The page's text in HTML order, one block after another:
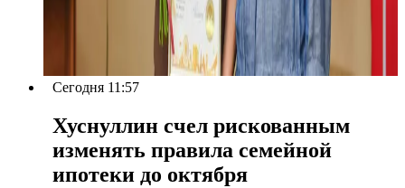
Сегодня 11:57
Хуснуллин счел рискованным
изменять правила семейной
ипотеки до октября